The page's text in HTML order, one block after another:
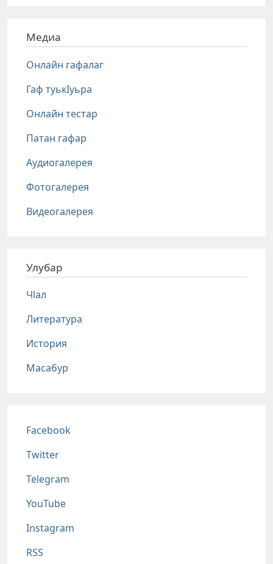
Медиа
Онлайн гафалаг
Гаф туькIуьра
Онлайн тестар
Патан гафар
Аудиогалерея
Фотогалерея
Видеогалерея
Улубар
Чlал
Литература
История
Масабур
Соц сети
Facebook
Twitter
Telegram
YouTube
Instagram
RSS